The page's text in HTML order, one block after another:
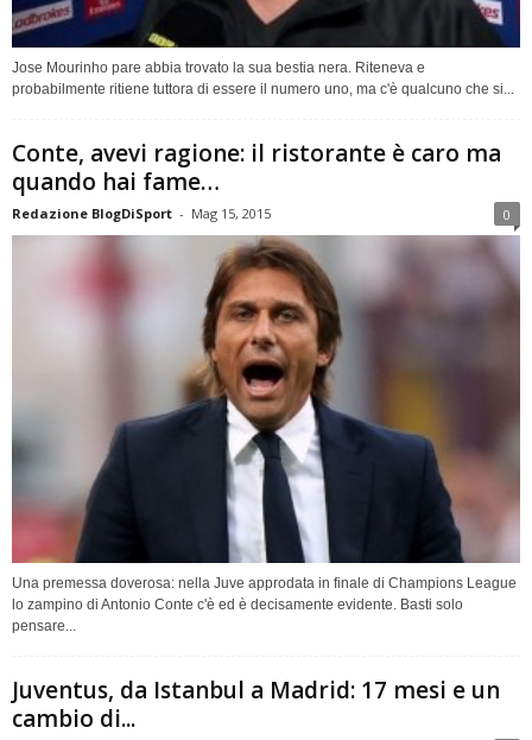
Jose Mourinho pare abbia trovato la sua bestia nera. Riteneva e
probabilmente ritiene tuttora di essere il numero uno, ma c'è qualcuno che si...
Conte, avevi ragione: il ristorante è caro ma
quando hai fame…
Redazione BlogDiSport - Mag 15, 2015 0
Una premessa doverosa: nella Juve approdata in finale di Champions League
lo zampino di Antonio Conte c'è ed è decisamente evidente. Basti solo
pensare...
Juventus, da Istanbul a Madrid: 17 mesi e un
cambio di...